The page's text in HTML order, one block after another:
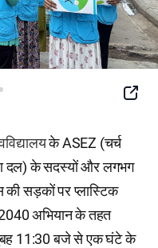
SNS
के ASEZ (चर्च
दल) के सदस्यों और लगभग
की सड़कों पर प्लास्टिक
2040 अभियान के तहत
11:30 बजे से एक घंटे के